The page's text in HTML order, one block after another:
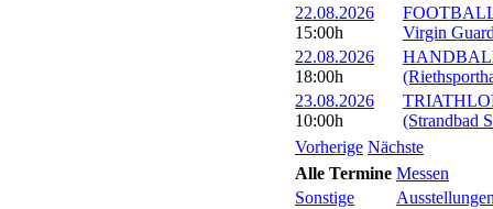
22.08.2026
15:00h
Virgin
22.08.2026
18:00h
23.08.2026
10:00h
(Strandbad
Vorherige Nächste
Alle Termine Messen
Sonstige